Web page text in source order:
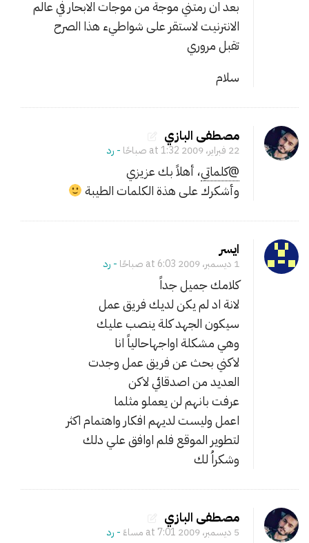
ش
ر
و
بعد ان رمتني موجة من موجات الابحار في عالم
الانترنيت لاستقر على شواطيء هذا الصرح
تقبل مروري
سلام
مصطفى البازي
22 فبراير، 2009 at 1:32 صباحًا - ‎رد
@كلماتي، أهلاً بك عزيزي
وأشكرك على هذة الكلمات الطيبة
ايسر
1 ديسمبر، 2009 at 6:03 صباحًا - ‎رد
كلامك جميل جداً
لانة اد لم يكن لديك فريق عمل
سيكون الجهد كلة ينصب عليك
وهي مشكلة اواجهاحالياً انا
لاكني بحث عن فريق عمل وجدت
العديد من اصدقائي لاكن
عرفت بانهم لن يعملو مثلما
اعمل وليست لديهم افكار واهتمام اكثر
لتطوير الموقع فلم اوافق علي دلك
وشكراُ لك
مصطفى البازي
5 ديسمبر، 2009 at 7:01 مساءً - ‎رد